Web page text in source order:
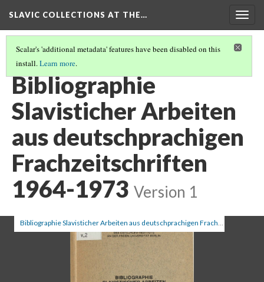
SLAVIC COLLECTIONS AT THE…
Scalar's 'additional metadata' features have been disabled on this
install.Learn more.
GENERAL SLAVIC REFERENCE COLLECTION SECTION 2
Bibliographie
Slavisticher Arbeiten
aus deutschprachigen
Frachzeitschriften
1964-1973 Version 1
Bibliographie Slavisticher Arbeiten aus deutschprachigen Frachzeitschriften 1964-1973